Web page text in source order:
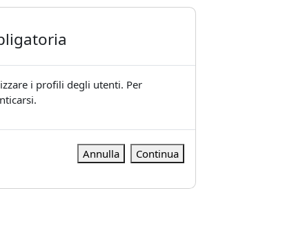
i profili degli utenti. Per
Annulla Continua